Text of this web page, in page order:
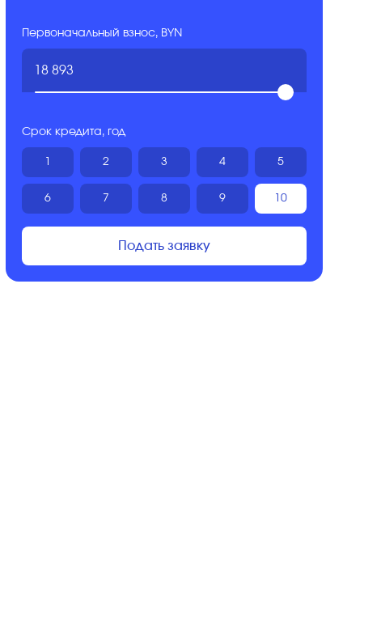
Первоначальный взнос, BYN
Срок кредита, год
2 3 4 5
6 7 8 9 10
Подать заявку